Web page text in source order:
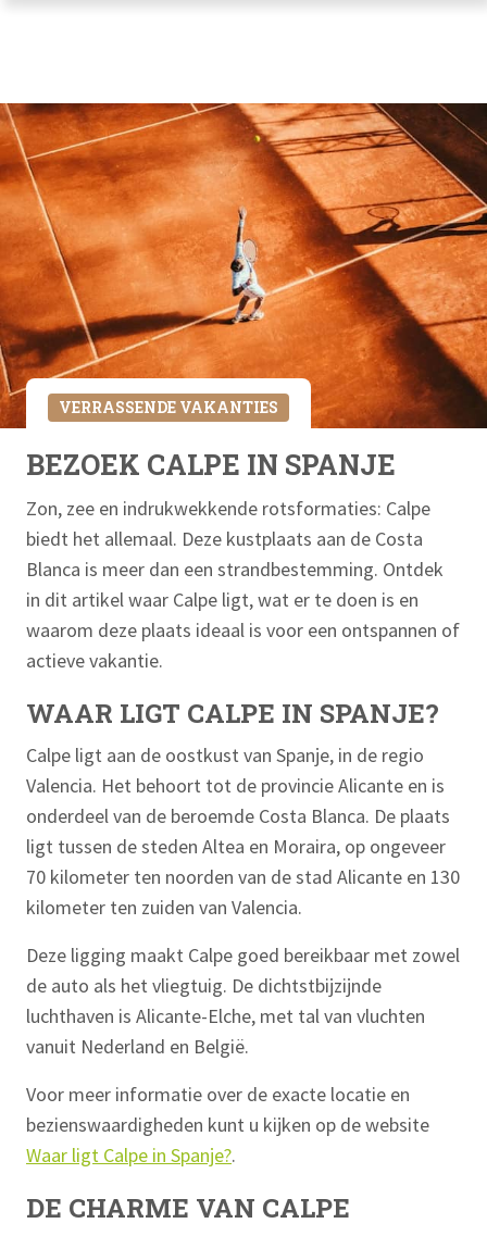
VERRASSENDE VAKANTIES
BEZOEK CALPE IN SPANJE
Zon, zee en indrukwekkende rotsformaties: Calpe
biedt het allemaal. Deze kustplaats aan de Costa
Blanca is meer dan een strandbestemming. Ontdek
in dit artikel waar Calpe ligt, wat er te doen is en
waarom deze plaats ideaal is voor een ontspannen of
actieve vakantie.
WAAR LIGT CALPE IN SPANJE?
Calpe ligt aan de oostkust van Spanje, in de regio
Valencia. Het behoort tot de provincie Alicante en is
onderdeel van de beroemde Costa Blanca. De plaats
ligt tussen de steden Altea en Moraira, op ongeveer
70 kilometer ten noorden van de stad Alicante en 130
kilometer ten zuiden van Valencia.
Deze ligging maakt Calpe goed bereikbaar met zowel
de auto als het vliegtuig. De dichtstbijzijnde
luchthaven is Alicante-Elche, met tal van vluchten
vanuit Nederland en België.
Voor meer informatie over de exacte locatie en
bezienswaardigheden kunt u kijken op de website
Waar ligt Calpe in Spanje?.
DE CHARME VAN CALPE